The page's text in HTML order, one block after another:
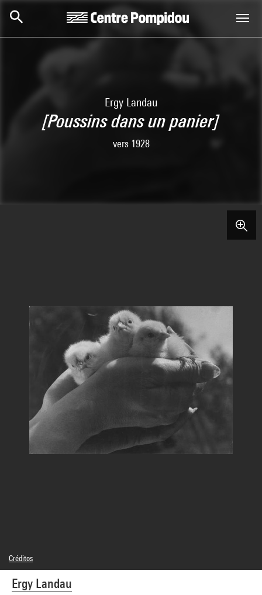
Ergy Landau
[Poussins dans un panier]
vers 1928
Ergy Landau
Créditos
© Ergy LANDAU / GAMMA-RAPHO
Créditos fotográficos : Centre Pompidou, MNAM-CCI/Georges Meguerditchian/Dist.